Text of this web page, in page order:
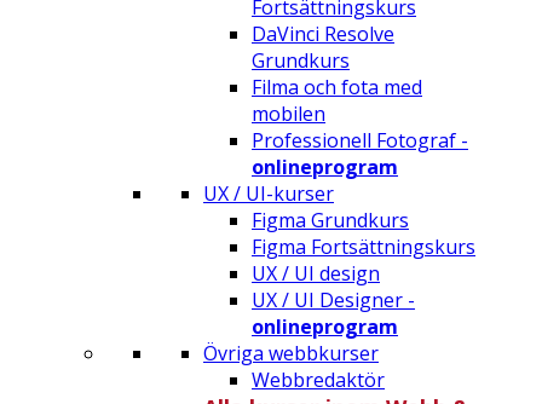
Fortsättningskurs
DaVinci Resolve
Grundkurs
Filma och fota med
mobilen
Professionell Fotograf -
onlineprogram
UX / UI-kurser
Figma Grundkurs
Figma Fortsättningskurs
UX / UI design
UX / UI Designer -
onlineprogram
Övriga webbkurser
Webbredaktör